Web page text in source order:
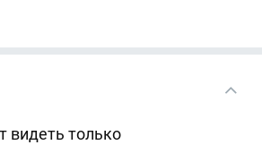
видеть только